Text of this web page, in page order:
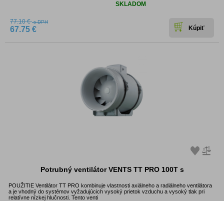
SKLADOM
77.10 €s DPH
67.75 €
Potrubný ventilátor VENTS TT PRO 100T s
POUŽITIE Ventilátor TT PRO kombinuje vlastnosti axiálneho a radiálneho ventilátora
a je vhodný do systémov vyžadujúcich vysoký prietok vzduchu a vysoký tlak pri
relatívne nízkej hlučnosti. Tento venti